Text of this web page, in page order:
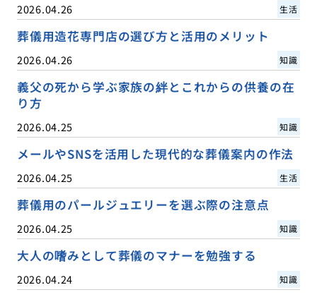
2026.04.26 生活
葬儀用造花専門店の選び方と活用のメリット
2026.04.26 知識
義父の死から学ぶ家族の絆とこれからの供養の在
り方
2026.04.25 知識
メールやSNSを活用した現代的な葬儀案内の作法
2026.04.25 生活
葬儀用のパールジュエリーを選ぶ際の注意点
2026.04.25 知識
大人の嗜みとして葬儀のマナーを勉強する
2026.04.24 知識